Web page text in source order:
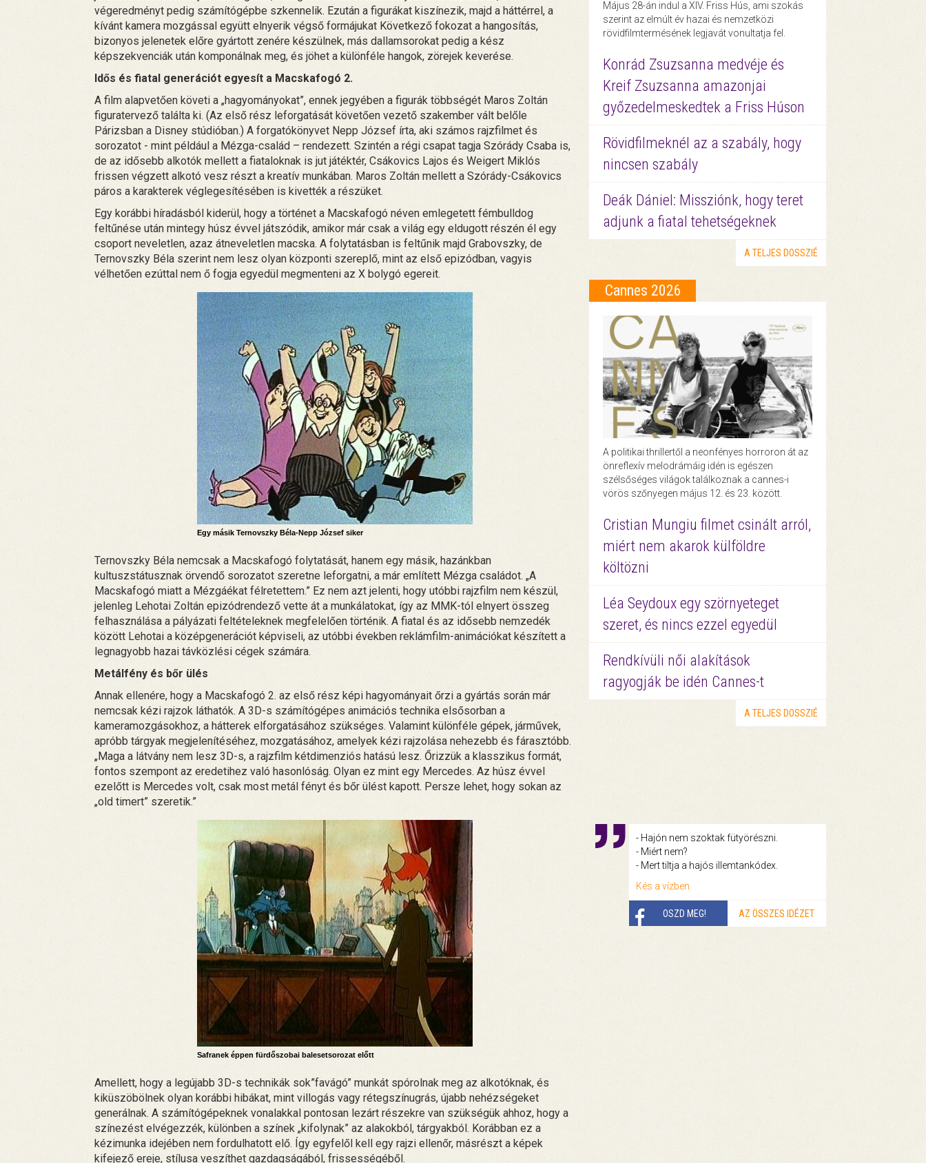
végeredményt pedig számítógépbe szkennelik. Ezután a figurákat kiszínezik, majd a háttérrel, a
kívánt kamera mozgással együtt elnyerik végső formájukat Következő fokozat a hangosítás,
bizonyos jelenetek előre gyártott zenére készülnek, más dallamsorokat pedig a kész
képszekvenciák után komponálnak meg, és jöhet a különféle hangok, zörejek keverése.
Idős és fiatal generációt egyesít a Macskafogó 2.
A film alapvetően követi a „hagyományokat”, ennek jegyében a figurák többségét Maros Zoltán
figuratervező találta ki. (Az első rész leforgatását követően vezető szakember vált belőle
Párizsban a Disney stúdióban.) A forgatókönyvet Nepp József írta, aki számos rajzfilmet és
sorozatot - mint például a Mézga-család – rendezett. Szintén a régi csapat tagja Szórády Csaba is,
de az idősebb alkotók mellett a fiataloknak is jut játéktér, Csákovics Lajos és Weigert Miklós
frissen végzett alkotó vesz részt a kreatív munkában. Maros Zoltán mellett a Szórády-Csákovics
páros a karakterek véglegesítésében is kivették a részüket.
Egy korábbi híradásból kiderül, hogy a történet a Macskafogó néven emlegetett fémbulldog
feltűnése után mintegy húsz évvel játszódik, amikor már csak a világ egy eldugott részén él egy
csoport neveletlen, azaz átneveletlen macska. A folytatásban is feltűnik majd Grabovszky, de
Ternovszky Béla szerint nem lesz olyan központi szereplő, mint az első epizódban, vagyis
vélhetően ezúttal nem ő fogja egyedül megmenteni az X bolygó egereit.
Egy másik Ternovszky Béla-Nepp József siker
Ternovszky Béla nemcsak a Macskafogó folytatását, hanem egy másik, hazánkban
kultuszstátusznak örvendő sorozatot szeretne leforgatni, a már említett Mézga családot. „A
Macskafogó miatt a Mézgáékat félretettem.” Ez nem azt jelenti, hogy utóbbi rajzfilm nem készül,
jelenleg Lehotai Zoltán epizódrendező vette át a munkálatokat, így az MMK-tól elnyert összeg
felhasználása a pályázati feltételeknek megfelelően történik. A fiatal és az idősebb nemzedék
között Lehotai a középgenerációt képviseli, az utóbbi években reklámfilm-animációkat készített a
legnagyobb hazai távközlési cégek számára.
Metálfény és bőr ülés
Annak ellenére, hogy a Macskafogó 2. az első rész képi hagyományait őrzi a gyártás során már
nemcsak kézi rajzok láthatók. A 3D-s számítógépes animációs technika elsősorban a
kameramozgásokhoz, a hátterek elforgatásához szükséges. Valamint különféle gépek, járművek,
apróbb tárgyak megjelenítéséhez, mozgatásához, amelyek kézi rajzolása nehezebb és fárasztóbb.
„Maga a látvány nem lesz 3D-s, a rajzfilm kétdimenziós hatású lesz. Őrizzük a klasszikus formát,
fontos szempont az eredetihez való hasonlóság. Olyan ez mint egy Mercedes. Az húsz évvel
ezelőtt is Mercedes volt, csak most metál fényt és bőr ülést kapott. Persze lehet, hogy sokan az
„old timert” szeretik.”
Safranek éppen fürdőszobai balesetsorozat előtt
Amellett, hogy a legújabb 3D-s technikák sok”favágó” munkát spórolnak meg az alkotóknak, és
kiküszöbölnek olyan korábbi hibákat, mint villogás vagy rétegszínugrás, újabb nehézségeket
generálnak. A számítógépeknek vonalakkal pontosan lezárt részekre van szükségük ahhoz, hogy a
színezést elvégezzék, különben a színek „kifolynak” az alakokból, tárgyakból. Korábban ez a
kézimunka idejében nem fordulhatott elő. Így egyfelől kell egy rajzi ellenőr, másrészt a képek
kifejező ereje, stílusa veszíthet gazdagságából, frissességéből.
Május 28-án indul a XIV. Friss Hús, ami szokás
szerint az elmúlt év hazai és nemzetközi
rövidfilmtermésének legjavát vonultatja fel.
Konrád Zsuzsanna medvéje és
Kreif Zsuzsanna amazonjai
győzedelmeskedtek a Friss Húson
Rövidfilmeknél az a szabály, hogy
nincsen szabály
Deák Dániel: Missziónk, hogy teret
adjunk a fiatal tehetségeknek
A TELJES DOSSZIÉ
Cannes 2026
A politikai thrillertől a neonfényes horroron át az
önreflexív melodrámáig idén is egészen
szélsőséges világok találkoznak a cannes-i
vörös szőnyegen május 12. és 23. között.
Cristian Mungiu filmet csinált arról,
miért nem akarok külföldre
költözni
Léa Seydoux egy szörnyeteget
szeret, és nincs ezzel egyedül
Rendkívüli női alakítások
ragyogják be idén Cannes-t
A TELJES DOSSZIÉ
- Hajón nem szoktak fütyörészni.
- Miért nem?
- Mert tiltja a hajós illemtankódex.
Kés a vízben
OSZD MEG! AZ ÖSSZES IDÉZET